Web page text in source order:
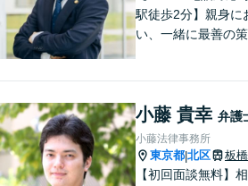
駅徒歩2分】親身に
い、一緒に最善の策
護をします。他士業
あり【初回面談無料
小藤 貴幸 弁護
小藤法律事務所
東京都|北区 板
【初回面談無料】